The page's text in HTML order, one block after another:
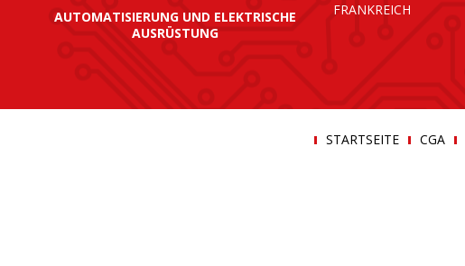
AUTOMATISIERUNG UND ELEKTRISCHE
AUSRÜSTUNG
FRANKREICH
STARTSEITE CGA